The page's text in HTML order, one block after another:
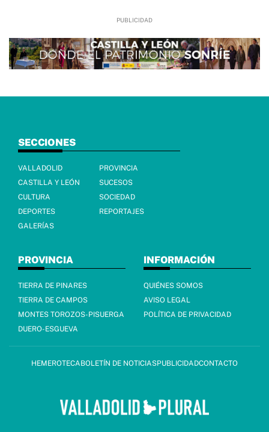
SECCIONES
VALLADOLID
PROVINCIA
CASTILLA Y LEÓN
SUCESOS
CULTURA
SOCIEDAD
DEPORTES
REPORTAJES
GALERÍAS
PROVINCIA
TIERRA DE PINARES
TIERRA DE CAMPOS
MONTES TOROZOS-PISUERGA
DUERO-ESGUEVA
INFORMACIÓN
QUIÉNES SOMOS
AVISO LEGAL
POLÍTICA DE PRIVACIDAD
HEMEROTECABOLETÍN DE NOTICIASPUBLICIDADCONTACTO